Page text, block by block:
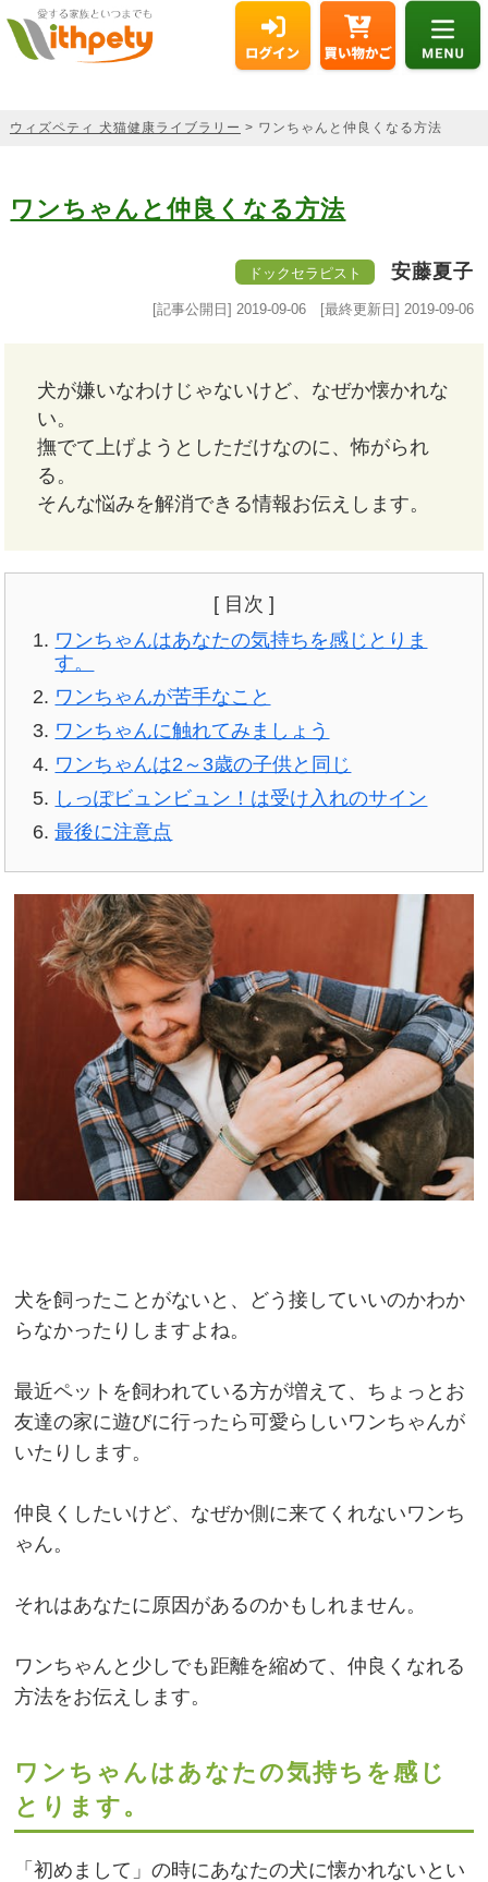
ウィズペティ 犬猫健康ライブラリー > ワンちゃんと仲良くなる方法
ワンちゃんと仲良くなる方法
ドックセラピスト 安藤夏子
[記事公開日] 2019-09-06[最終更新日] 2019-09-06
犬が嫌いなわけじゃないけど、なぜか懐かれな
い。
撫でて上げようとしただけなのに、怖がられ
る。
そんな悩みを解消できる情報お伝えします。
[ 目次 ]
ワンちゃんはあなたの気持ちを感じとりま
す。
ワンちゃんが苦手なこと
ワンちゃんに触れてみましょう
ワンちゃんは2～3歳の子供と同じ
しっぽビュンビュン！は受け入れのサイン
最後に注意点
犬を飼ったことがないと、どう接していいのかわか
らなかったりしますよね。
最近ペットを飼われている方が増えて、ちょっとお
友達の家に遊びに行ったら可愛らしいワンちゃんが
いたりします。
仲良くしたいけど、なぜか側に来てくれないワンち
ゃん。
それはあなたに原因があるのかもしれません。
ワンちゃんと少しでも距離を縮めて、仲良くなれる
方法をお伝えします。
ワンちゃんはあなたの気持ちを感じ
とります。
「初めまして」の時にあなたの犬に懐かれないとい